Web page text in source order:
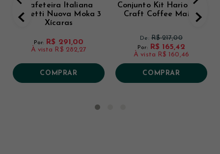
Cafeteira Italiana
Bialetti Nuova Moka 3
Xícaras
Por: R$ 291,00
À vista R$ 282,27
COMPRAR
Conjunto Kit Hario V60
Craft Coffee Maker
De: R$ 217,00
Por: R$ 165,42
À vista R$ 160,46
COMPRAR